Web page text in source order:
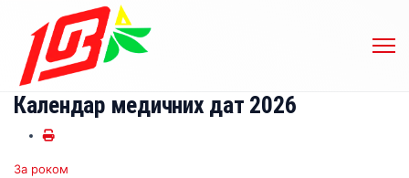
Календар медичних дат 2026
За роком